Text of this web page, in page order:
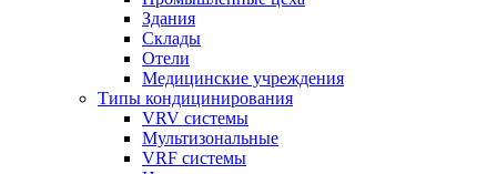
Здания
Склады
Отели
Медицинские учреждения
Типы кондицинирования
VRV системы
Мультизональные
VRF системы